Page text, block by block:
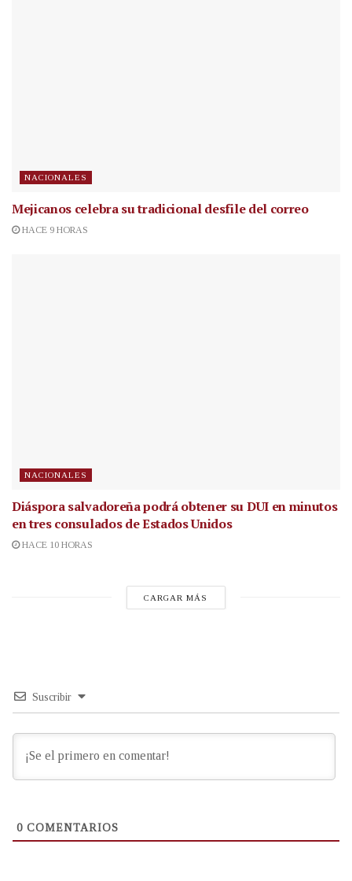
NACIONALES
Mejicanos celebra su tradicional desfile del correo
HACE 9 HORAS
NACIONALES
Diáspora salvadoreña podrá obtener su DUI en minutos
en tres consulados de Estados Unidos
HACE 10 HORAS
CARGAR MÁS
Suscribir
0 COMENTARIOS